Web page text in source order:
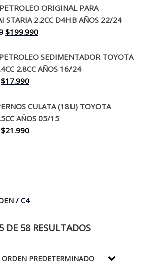
original
era:
$650.000.
actual
es:
$519.990.
ORIGINAL PARA
STARIA 2.2CC D4HB AÑOS 22/24
El
original
era:
$260.000.
$199.990El
actual
es:
SEDIMENTADOR TOYOTA
2.8CC AÑOS 16/24
El
original
era:
$30.000.
$17.990El
actual
es:
$17.990.
CULATA (18U) TOYOTA
AÑOS 05/15
El
$21.990El
/ C4
DE 58 RESULTADOS